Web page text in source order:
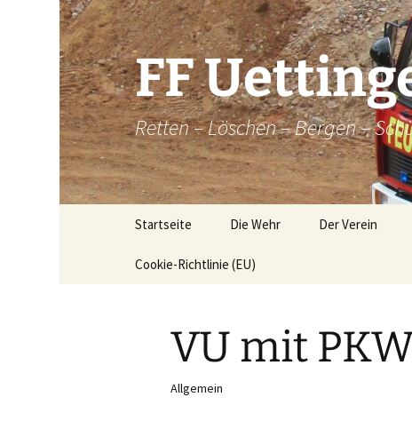
Zum
Inhalt
springen
FF
Retten – Löschen – Bergen –
Startseite Die Wehr
Die Wehr
Atemschutz
Der Verein
Historische
Cookie-Richtlinie (EU)
VU mit
Allgemein